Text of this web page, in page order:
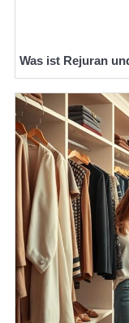
Was ist Rejuran